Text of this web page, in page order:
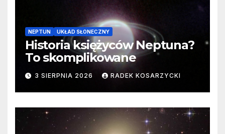
NEPTUN UKŁAD SŁONECZNY
Historia księżyców Neptuna?
To skomplikowane
3 SIERPNIA 2026 RADEK KOSARZYCKI